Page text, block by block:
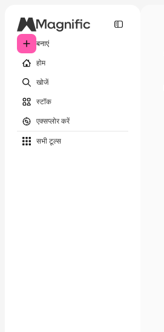
बनाएं
होम
खोजें
स्टॉक
एक्सप्लोर करें
सभी टूल्‍स